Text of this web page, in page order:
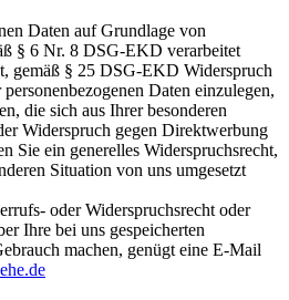
Daten auf Grundlage von
§ 6 Nr. 8 DSG-EKD verarbeitet
gemäß § 25 DSG-EKD Widerspruch
Daten einzulegen,
die sich aus Ihrer besonderen
Widerspruch gegen Direktwerbung
Sie ein generelles Widerspruchsrecht,
Situation von uns umgesetzt
oder Widerspruchsrecht oder
Ihre bei uns gespeicherten
machen, genügt eine E-Mail